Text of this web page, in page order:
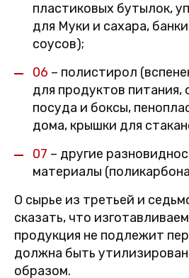
пластиковых бутылок,
для Муки и сахара,
соусов);
06 – полистирол
для продуктов питания,
посуда и боксы,
дома, крышки для
07 – другие
материалы
О сырье из третьей и
сказать, что
продукция не подлежит
должна быть
образом.